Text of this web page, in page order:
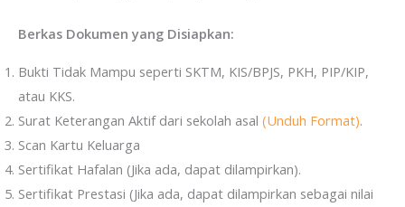
Berkas Dokumen yang Disiapkan:
Bukti Tidak Mampu seperti SKTM, KIS/BPJS, PKH, PIP/KIP,
atau KKS.
Surat Keterangan Aktif dari sekolah asal (Unduh Format).
Scan Kartu Keluarga
Sertifikat Hafalan (Jika ada, dapat dilampirkan).
Sertifikat Prestasi (Jika ada, dapat dilampirkan sebagai nilai